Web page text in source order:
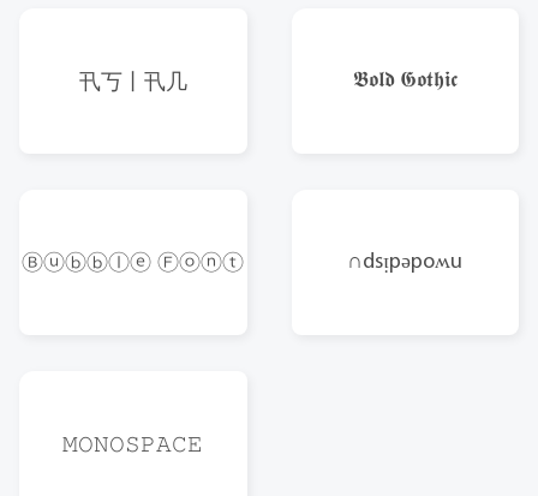
卂丂丨卂几
Ⓑⓤⓑⓑⓛⓔ Ⓕⓞⓝⓣ
𝙼𝙾𝙽𝙾𝚂𝙿𝙰𝙲𝙴
𝕭𝖔𝖑𝖉 𝕲𝖔𝖙𝖍𝖎𝖈
∩dsᴉpǝpoʍu